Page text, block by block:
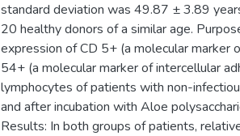
standard deviation was 49.87 ± 3.89
20 healthy donors of a similar age.
expression of CD 5+ (a molecular marker
54+ (a molecular marker of intercellular
lymphocytes of patients with non-
and after incubation with Aloe
Results: In both groups of patients,